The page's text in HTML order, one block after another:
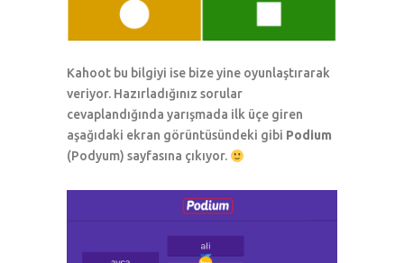
Kahoot bu bilgiyi ise bize yine oyunlaştırarak
veriyor. Hazırladığınız sorular
cevaplandığında yarışmada ilk üçe giren
aşağıdaki ekran görüntüsündeki gibi Podium
(Podyum) sayfasına çıkıyor.